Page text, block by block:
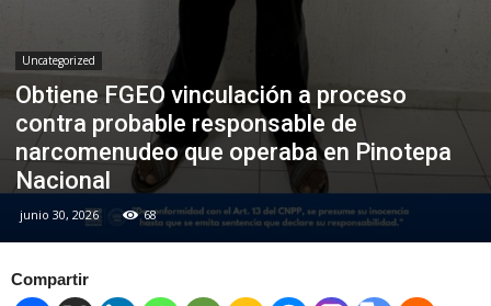
Uncategorized
Obtiene FGEO vinculación a proceso
contra probable responsable de
narcomenudeo que operaba en Pinotepa
Nacional
junio 30, 2026 68
Compartir